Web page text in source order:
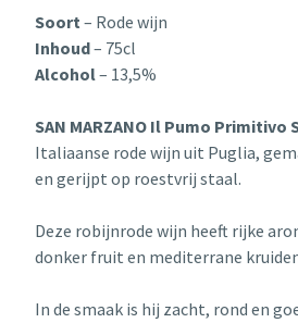
Soort– Rode wijn
Inhoud– 75cl
Alcohol– 13,5%
SAN MARZANO Il Pumo Primitivo
Italiaanse rode wijn uit Puglia,
en gerijpt op roestvrij staal.
Deze robijnrode wijn heeft rijke
donker fruit en mediterrane
In de smaak is hij zacht, rond en